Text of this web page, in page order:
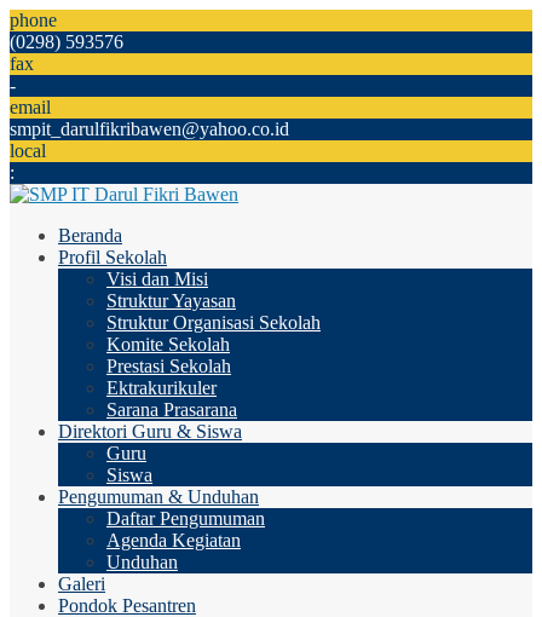
phone
(0298) 593576
fax
-
email
smpit_darulfikribawen@yahoo.co.id
local
:
Beranda
Profil Sekolah
Visi dan Misi
Struktur Yayasan
Struktur Organisasi Sekolah
Komite Sekolah
Prestasi Sekolah
Ektrakurikuler
Sarana Prasarana
Direktori Guru & Siswa
Guru
Siswa
Pengumuman & Unduhan
Daftar Pengumuman
Agenda Kegiatan
Unduhan
Galeri
Pondok Pesantren